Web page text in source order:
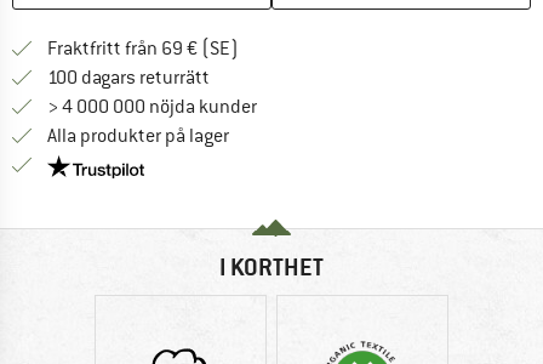
Fraktfritt från 69 € (SE)
100 dagars returrätt
> 4 000 000 nöjda kunder
Alla produkter på lager
Trust Pilot-garanti - hitta all information här!
I KORTHET